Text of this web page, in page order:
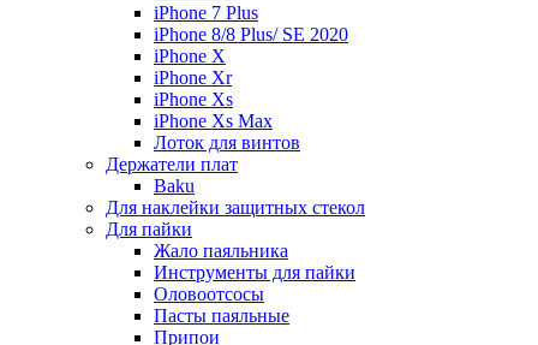
iPhone 7 Plus
iPhone 8/8 Plus/ SE 2020
iPhone X
iPhone Xr
iPhone Xs
iPhone Xs Max
Лоток для винтов
Держатели плат
Baku
Для наклейки защитных стекол
Для пайки
Жало паяльника
Инструменты для пайки
Оловоотсосы
Пасты паяльные
Припои